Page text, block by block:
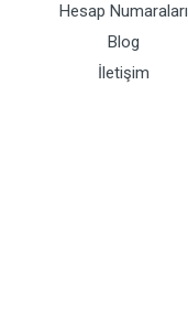
Hesap Numaraları
Blog
İletişim